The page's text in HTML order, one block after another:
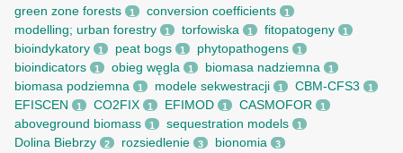
green zone forests 1 conversion coefficients 1
modelling; urban forestry 1 torfowiska 1 fitopatogeny 1
bioindykatory 1 peat bogs 1 phytopathogens 1
bioindicators 1 obieg węgla 1 biomasa nadziemna 1
biomasa podziemna 1 modele sekwestracji 1 CBM-CFS3 1
EFISCEN 1 CO2FIX 1 EFIMOD 1 CASMOFOR 1
aboveground biomass 1 sequestration models 1
Dolina Biebrzy 2 rozsiedlenie 3 bionomia 3